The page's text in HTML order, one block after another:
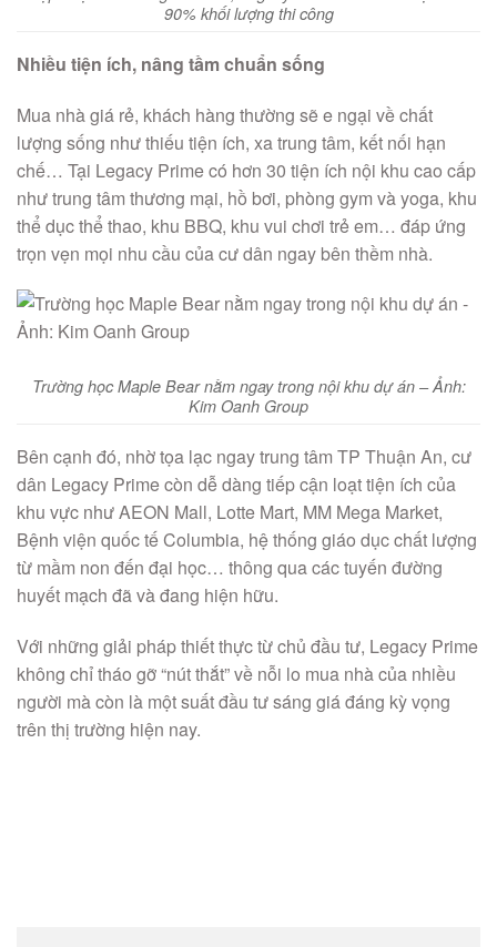
90% khối lượng thi công
Nhiều tiện ích, nâng tầm chuẩn sống
Mua nhà giá rẻ, khách hàng thường sẽ e ngại về chất
lượng sống như thiếu tiện ích, xa trung tâm, kết nối hạn
chế… Tại Legacy Prime có hơn 30 tiện ích nội khu cao cấp
như trung tâm thương mại, hồ bơi, phòng gym và yoga, khu
thể dục thể thao, khu BBQ, khu vui chơi trẻ em… đáp ứng
trọn vẹn mọi nhu cầu của cư dân ngay bên thềm nhà.
Trường học Maple Bear nằm ngay trong nội khu dự án – Ảnh:
Kim Oanh Group
Bên cạnh đó, nhờ tọa lạc ngay trung tâm TP Thuận An, cư
dân Legacy Prime còn dễ dàng tiếp cận loạt tiện ích của
khu vực như AEON Mall, Lotte Mart, MM Mega Market,
Bệnh viện quốc tế Columbia, hệ thống giáo dục chất lượng
từ mầm non đến đại học… thông qua các tuyến đường
huyết mạch đã và đang hiện hữu.
Với những giải pháp thiết thực từ chủ đầu tư, Legacy Prime
không chỉ tháo gỡ “nút thắt” về nỗi lo mua nhà của nhiều
người mà còn là một suất đầu tư sáng giá đáng kỳ vọng
trên thị trường hiện nay.